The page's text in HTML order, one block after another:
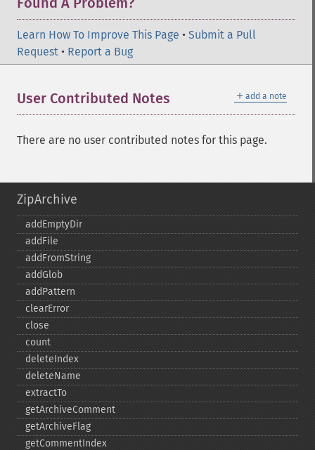
Learn How To Improve This Page • Submit a Pull
Request • Report a Bug
＋ add a note
User Contributed Notes
There are no user contributed notes for this page.
ZipArchive
addEmptyDir
addFile
addFromString
addGlob
addPattern
clearError
close
count
deleteIndex
deleteName
extractTo
getArchiveComment
getArchiveFlag
getCommentIndex